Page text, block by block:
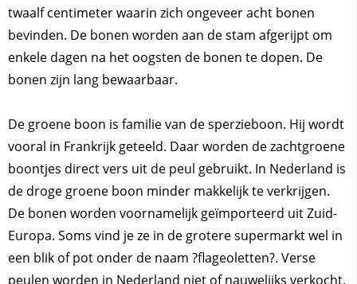
twaalf centimeter waarin zich ongeveer acht bonen
bevinden. De bonen worden aan de stam afgerijpt om
enkele dagen na het oogsten de bonen te dopen. De
bonen zijn lang bewaarbaar.
De groene boon is familie van de sperzieboon. Hij wordt
vooral in Frankrijk geteeld. Daar worden de zachtgroene
boontjes direct vers uit de peul gebruikt. In Nederland is
de droge groene boon minder makkelijk te verkrijgen.
De bonen worden voornamelijk geïmporteerd uit Zuid-
Europa. Soms vind je ze in de grotere supermarkt wel in
een blik of pot onder de naam ?flageoletten?. Verse
peulen worden in Nederland niet of nauwelijks verkocht.